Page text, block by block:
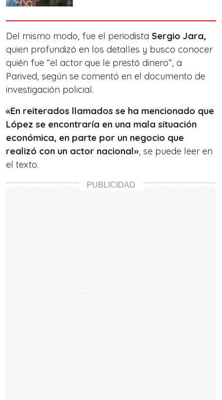
Del mismo modo, fue el periodista Sergio Jara,
quien profundizó en los detalles y busco conocer
quién fue “el actor que le prestó dinero”, a
Parived, según se comentó en el documento de
investigación policial.
«En reiterados llamados se ha mencionado que
López se encontraría en una mala situación
económica, en parte por un negocio que
realizó con un actor nacional», se puede leer en
el texto.